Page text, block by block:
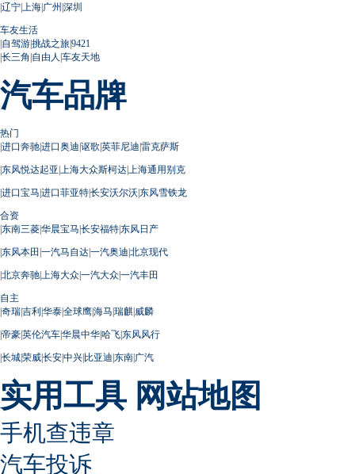
|辽宁| 上海|广州 |深圳
车友生活
|自驾游|挑战之旅|9421
|长三角 |自由人 |车友天地
汽车品牌
热门
|进口奔驰|进口奥迪|讴歌|英菲尼迪|雷克萨斯
|东风悦达起亚| 上海大众斯柯达| 上海通用别克
|进口宝马|进口菲亚特|长安沃尔沃|东风雪铁龙
合资
|东南三菱|华晨宝马|长安福特|东风日产
|东风本田 |一汽马自达|一汽奥迪|北京现代
|北京奔驰| 上海大众|一汽大众|一汽丰田
自主
|奇瑞|吉利|华泰|全球鹰|海马|瑞麒|威麟
|帝豪|英伦汽车|华晨中华|哈飞|东风风行
|长城|荣威|长安|中兴|比亚迪|东南|广汽
实用工具 网站地图
手机查违章
汽车投诉